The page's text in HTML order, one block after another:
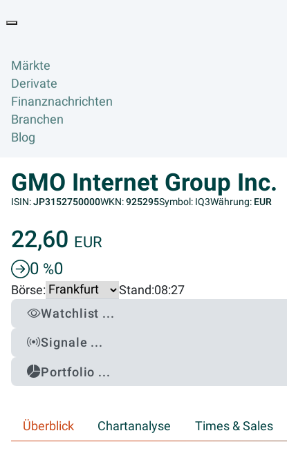
Märkte
Derivate
Finanznachrichten
Branchen
Blog
GMO Internet Group Inc.
ISIN:JP3152750000WKN:925295Symbol: IQ3Währung: EUR
22,60 EUR
0 %0
Börse: Stand:08:27
Watchlist ...
Signale ...
Portfolio ...
Überblick Chartanalyse Times & Sales